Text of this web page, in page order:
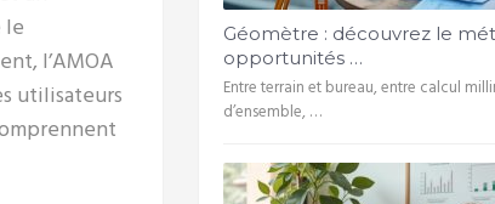
le
l’AMOA
utilisateurs
Géomètre : découvrez le
opportunités …
Entre terrain et bureau, entre calcul
d’ensemble, …